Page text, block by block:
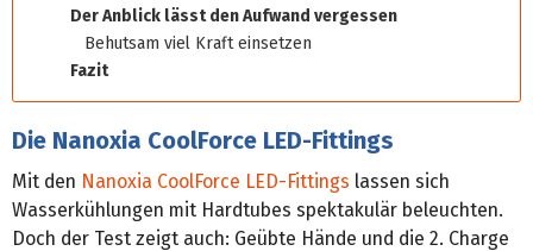
Der Anblick lässt den Aufwand vergessen
Behutsam viel Kraft einsetzen
Fazit
Die Nanoxia CoolForce LED-Fittings
Mit den Nanoxia CoolForce LED-Fittings lassen sich
Wasserkühlungen mit Hardtubes spektakulär beleuchten.
Doch der Test zeigt auch: Geübte Hände und die 2. Charge